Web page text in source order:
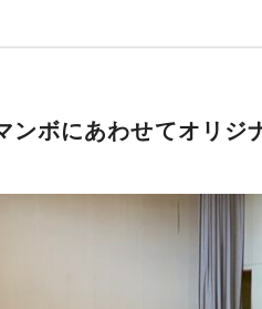
ンボにあわせてオリジ